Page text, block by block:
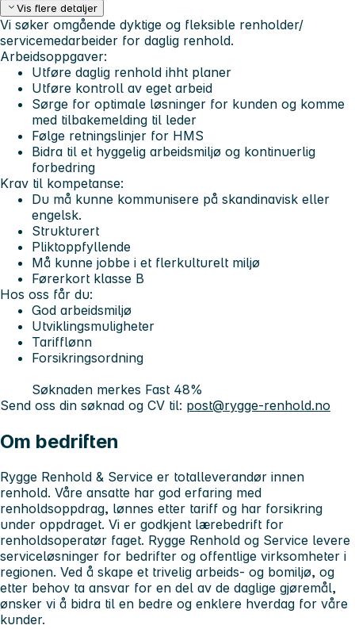
Vis flere detaljer
Vi søker omgående dyktige og fleksible renholder/
servicemedarbeider for daglig renhold.
Arbeidsoppgaver:
Utføre daglig renhold ihht planer
Utføre kontroll av eget arbeid
Sørge for optimale løsninger for kunden og komme
med tilbakemelding til leder
Følge retningslinjer for HMS
Bidra til et hyggelig arbeidsmiljø og kontinuerlig
forbedring
Krav til kompetanse:
Du må kunne kommunisere på skandinavisk eller
engelsk.
Strukturert
Pliktoppfyllende
Må kunne jobbe i et flerkulturelt miljø
Førerkort klasse B
Hos oss får du:
God arbeidsmiljø
Utviklingsmuligheter
Tarifflønn
Forsikringsordning
Søknaden merkes Fast 48%
Send oss din søknad og CV til: post@rygge-renhold.no
Om bedriften
Rygge Renhold & Service er totalleverandør innen
renhold. Våre ansatte har god erfaring med
renholdsoppdrag, lønnes etter tariff og har forsikring
under oppdraget. Vi er godkjent lærebedrift for
renholdsoperatør faget. Rygge Renhold og Service levere
serviceløsninger for bedrifter og offentlige virksomheter i
regionen. Ved å skape et trivelig arbeids- og bomiljø, og
etter behov ta ansvar for en del av de daglige gjøremål,
ønsker vi å bidra til en bedre og enklere hverdag for våre
kunder.